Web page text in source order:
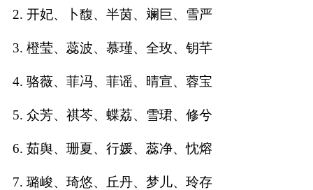
打
分
男孩名字打分
女孩名字打分
2. 开妃、卜馥、半茵、斓巨、雪严
3. 橙莹、蕊波、慕瑾、全玫、钥芊
4. 骆薇、菲冯、菲谣、晴宣、蓉宝
5. 众芳、祺芩、蝶荔、雪珺、修兮
6. 茹舆、珊夏、行媛、蕊净、忱熔
7. 璐峻、琦悠、丘丹、梦儿、玲存